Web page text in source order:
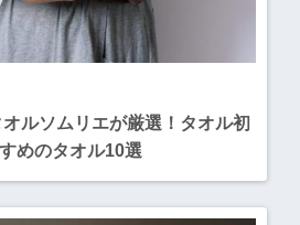
オルソムリエが厳選！タオル初
めのタオル10選